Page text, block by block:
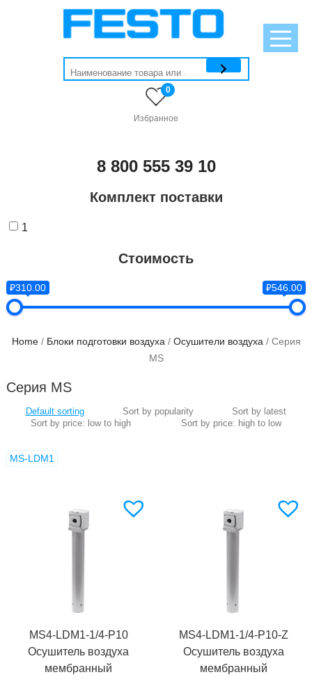
Избранное
0
8 800 555 39 10
Комплект поставки
1
Стоимость
₽310.00 ₽546.00
Home/ Блоки подготовки воздуха / Осушители воздуха / Серия
MS
Серия MS
MS-LDM1
MS4-LDM1-1/4-P10
Осушитель воздуха
мембранный
MS4-LDM1-1/4-P10-Z
Осушитель воздуха
мембранный